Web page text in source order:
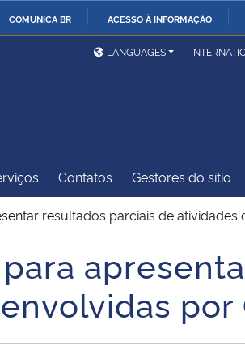
COMUNICA BR ACESSO À INFORMAÇÃO
Ministério das Relações
Exteriores
Controladoria-Geral da
União
União Banco Central do Brasil
LANGUAGES
Contatos Gestores do sítio
resultados parciais de
por